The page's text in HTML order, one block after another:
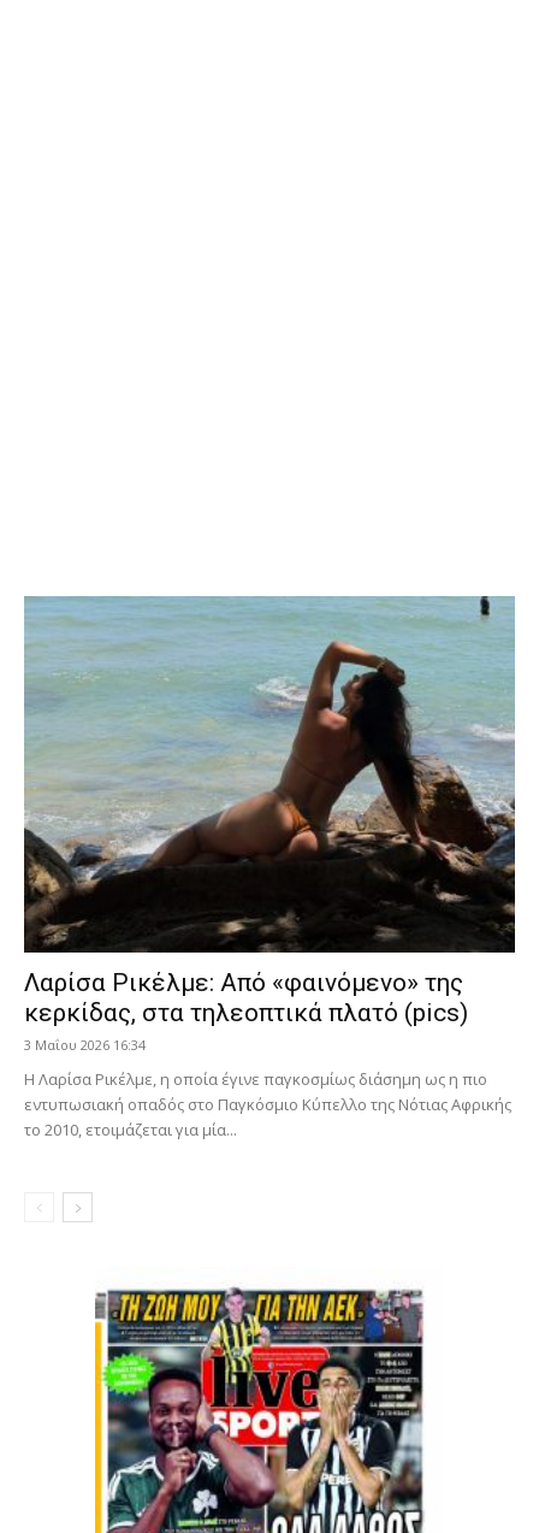
Λαρίσα Ρικέλμε: Από «φαινόμενο» της
κερκίδας, στα τηλεοπτικά πλατό (pics)
3 Μαΐου 2026 16:34
Η Λαρίσα Ρικέλμε, η οποία έγινε παγκοσμίως διάσημη ως η πιο
εντυπωσιακή οπαδός στο Παγκόσμιο Κύπελλο της Νότιας Αφρικής
το 2010, ετοιμάζεται για μία...